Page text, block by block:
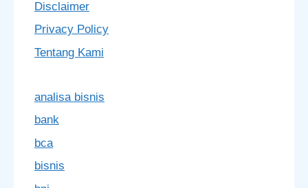
Disclaimer
Privacy Policy
Tentang Kami
analisa bisnis
bank
bca
bisnis